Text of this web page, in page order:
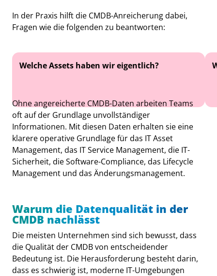
In der Praxis hilft die CMDB-Anreicherung dabei,
Fragen wie die folgenden zu beantworten:
Welche Assets haben wir eigentlich?
Ohne angereicherte CMDB-Daten arbeiten Teams
oft auf der Grundlage unvollständiger
Informationen. Mit diesen Daten erhalten sie eine
klarere operative Grundlage für das IT Asset
Management, das IT Service Management, die IT-
Sicherheit, die Software-Compliance, das Lifecycle
Management und das Änderungsmanagement.
Warum die Datenqualität in der
CMDB nachlässt
Die meisten Unternehmen sind sich bewusst, dass
die Qualität der CMDB von entscheidender
Bedeutung ist. Die Herausforderung besteht darin,
dass es schwierig ist, moderne IT-Umgebungen